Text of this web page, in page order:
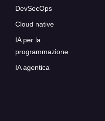
DevSecOps
Cloud native
IA per la
programmazione
IA agentica